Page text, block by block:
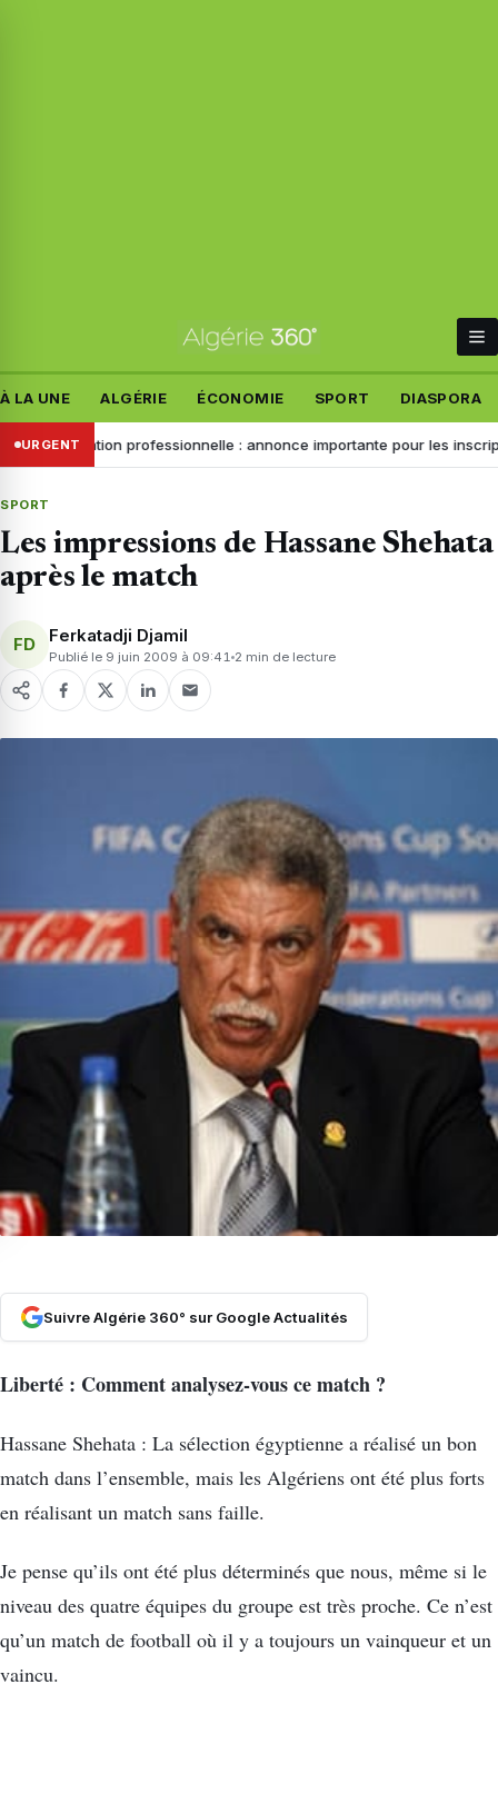
À LA UNE ALGÉRIE ÉCONOMIE SPORT DIASPORA
URGENT
Formation professionnelle : annonce importante pour les inscriptions
SPORT
Les impressions de Hassane Shehata
après le match
FD Ferkatadji Djamil
Publié le 9 juin 2009 à 09:41 2 min de lecture
Suivre Algérie 360° sur Google Actualités
Liberté : Comment analysez-vous ce match ?
Hassane Shehata : La sélection égyptienne a réalisé un bon
match dans l’ensemble, mais les Algériens ont été plus forts
en réalisant un match sans faille.
Je pense qu’ils ont été plus déterminés que nous, même si le
niveau des quatre équipes du groupe est très proche. Ce n’est
qu’un match de football où il y a toujours un vainqueur et un
vaincu.